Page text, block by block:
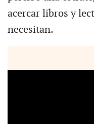
acercar libros y
necesitan.